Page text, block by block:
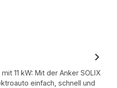
11 kW: Mit der Anker SOLIX
einfach, schnell und